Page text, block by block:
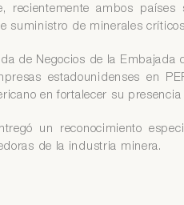
recientemente ambos
suministro de minerales
de Negocios de la
estadounidenses en
en fortalecer su presencia
un reconocimiento
de la industria minera.